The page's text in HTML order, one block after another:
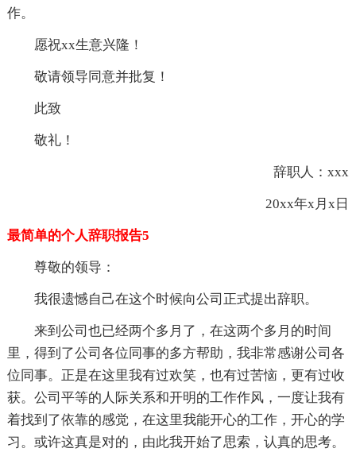
作。
愿祝xx生意兴隆！
敬请领导同意并批复！
此致
敬礼！
辞职人：xxx
20xx年x月x日
最简单的个人辞职报告5
尊敬的领导：
我很遗憾自己在这个时候向公司正式提出辞职。
来到公司也已经两个多月了，在这两个多月的时间
里，得到了公司各位同事的多方帮助，我非常感谢公司各
位同事。正是在这里我有过欢笑，也有过苦恼，更有过收
获。公司平等的人际关系和开明的工作作风，一度让我有
着找到了依靠的感觉，在这里我能开心的工作，开心的学
习。或许这真是对的，由此我开始了思索，认真的思考。